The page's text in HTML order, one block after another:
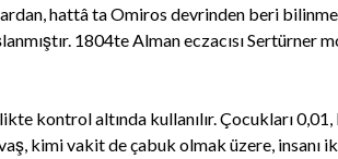
hattâ ta Omiros devrinden beri
1804te Alman eczacısı Sertürner
kontrol altında kullanılır. Çocukları
kimi vakit de çabuk olmak üzere, insanı